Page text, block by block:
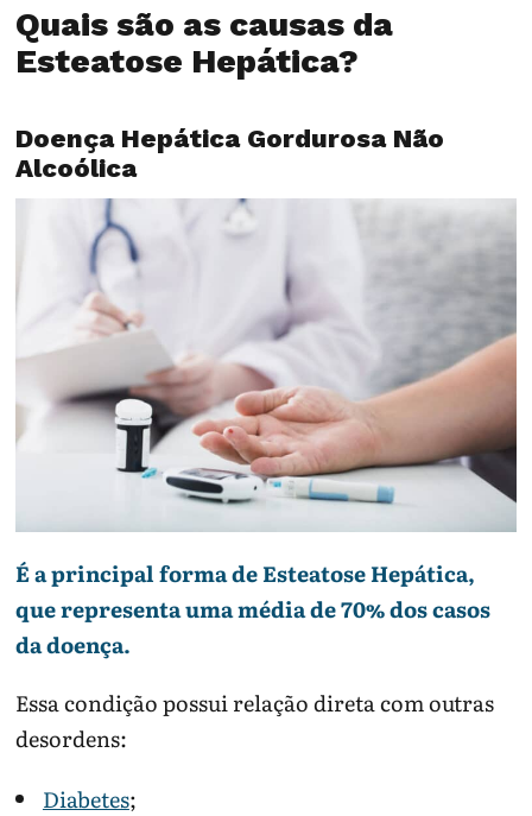
Quais são as causas da
Esteatose Hepática?
Doença Hepática Gordurosa Não
Alcoólica
É a principal forma de Esteatose Hepática,
que representa uma média de 70% dos casos
da doença.
Essa condição possui relação direta com outras
desordens:
Diabetes;